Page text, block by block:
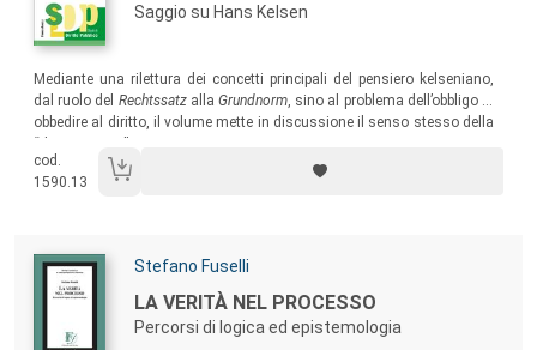
Saggio su Hans Kelsen
Sommario:
Mediante una rilettura dei concetti principali del pensiero kelseniano,
dal ruolo del RechtssatzallaGrundnorm, sino al problema dell’obbligo di
obbedire al diritto, il volume mette in discussione il senso stesso della
cod.
1590.13
Autori:
Stefano Fuselli
Titolo:
LA VERITÀ NEL PROCESSO
Percorsi di logica ed epistemologia